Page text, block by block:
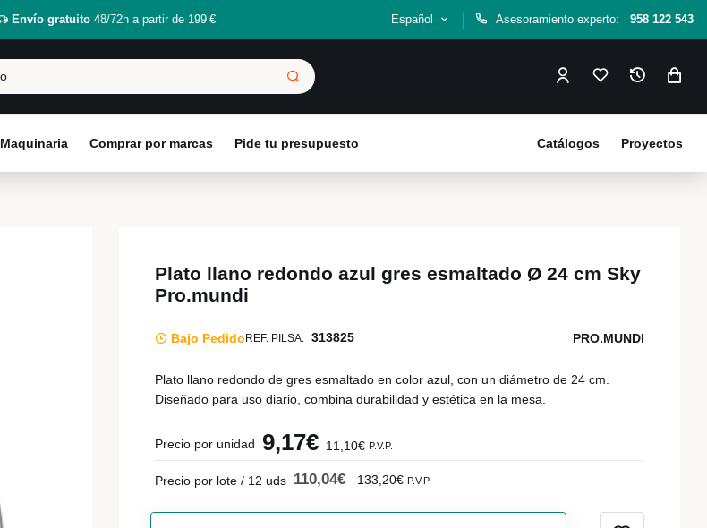
Envío gratuito48/72h a partir de 199 € Español Asesoramiento experto: 958 122 543
Maquinaria Comprar por marcas Pide tu presupuesto Proyectos
Catálogos
Plato llano redondo azul gres esmaltado Ø 24 cm Sky
Pro.mundi
Bajo Pedido REF. PILSA: 313825 PRO.MUNDI
Plato llano redondo de gres esmaltado en color azul, con un diámetro de 24 cm.
Diseñado para uso diario, combina durabilidad y estética en la mesa.
Precio por unidad 9,17€ 11,10€ P.V.P.
Precio por lote / 12 uds 110,04€ 133,20€ P.V.P.